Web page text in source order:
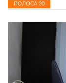
ПОЛОСА 20